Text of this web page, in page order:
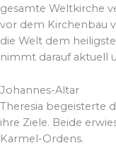
gesamte Weltkirche
vor dem Kirchenbau
die Welt dem
nimmt darauf aktuell
Johannes-Altar
Theresia begeisterte
ihre Ziele. Beide
Karmel-Ordens.